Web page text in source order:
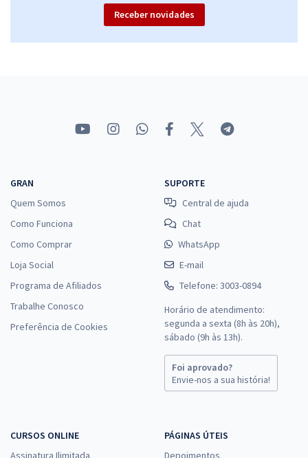
Receber novidades
GRAN
Quem Somos
Como Funciona
Como Comprar
Loja Social
Programa de Afiliados
Trabalhe Conosco
Preferência de Cookies
SUPORTE
Central de ajuda
Chat
WhatsApp
E-mail
Telefone: 3003-0894
Horário de atendimento:
segunda a sexta (8h às 20h),
sábado (9h às 13h).
Foi aprovado?
Envie-nos a sua história!
CURSOS ONLINE
Assinatura Ilimitada
PÁGINAS ÚTEIS
Depoimentos